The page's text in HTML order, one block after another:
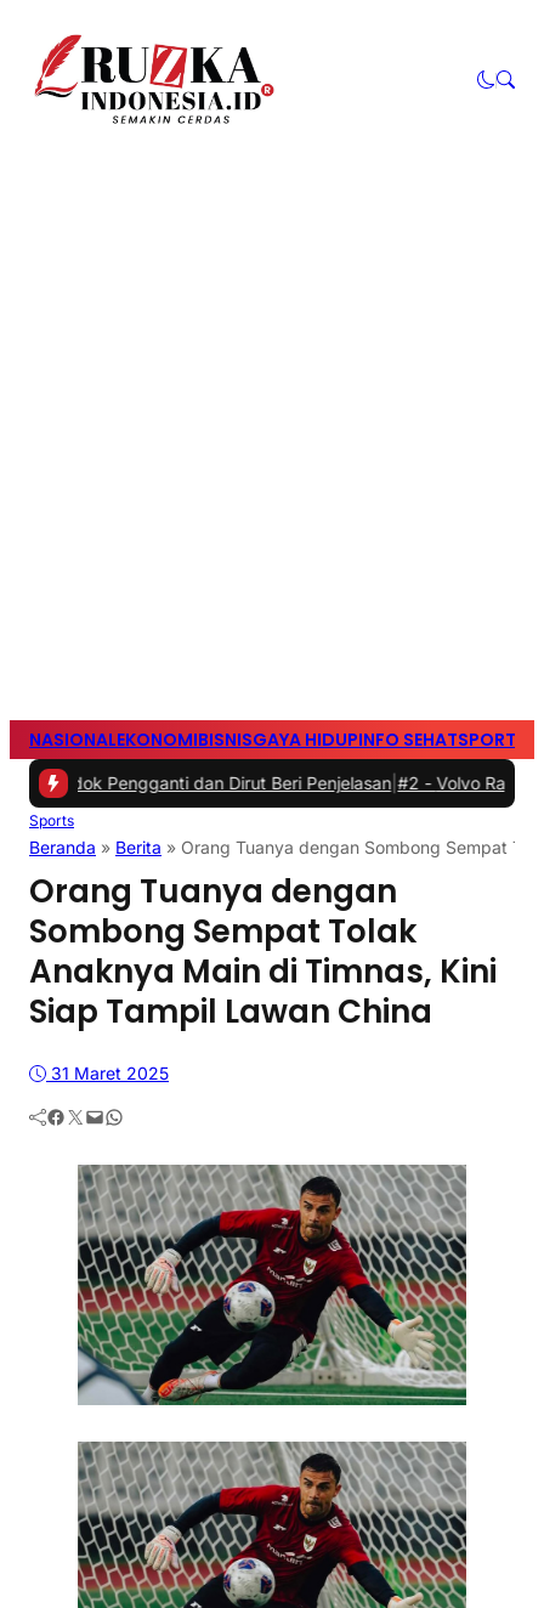
NASIONALEKONOMIBISNISGAYA HIDUPINFO SEHATSPORTS
Pengganti dan Dirut Beri Penjelasan|#2 -Volvo Rayakan 99
Sports
Beranda » Berita » Orang Tuanya dengan Sombong Sempat
Orang Tuanya dengan
Sombong Sempat Tolak
Anaknya Main di Timnas, Kini
Siap Tampil Lawan China
31 Maret 2025
Facebook Twitter Mail WhatsApp